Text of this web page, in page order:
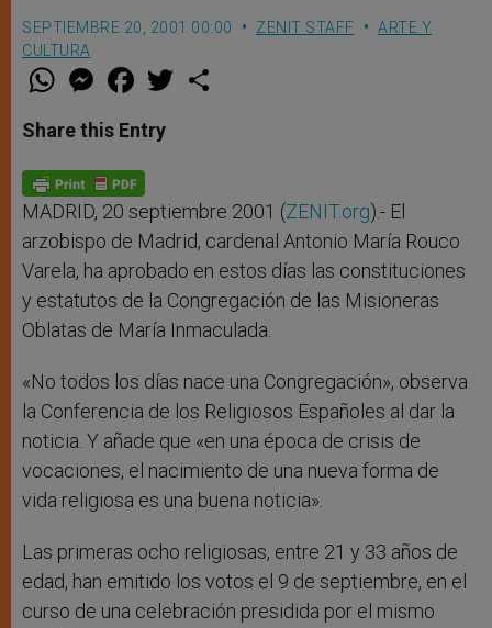
SEPTIEMBRE 20, 2001 00:00 ZENIT STAFF
ARTE Y
CULTURA
W
t
s
p
p
M
e
s
e
g
e
r
F
a
e
b
o
k
w
Share this Entry
MADRID, 20 septiembre 2001 (ZENIT.org).- El
arzobispo de Madrid, cardenal Antonio María Rouco
Varela, ha aprobado en estos días las constituciones
y estatutos de la Congregación de las Misioneras
Oblatas de María Inmaculada.
«No todos los días nace una Congregación», observa
la Conferencia de los Religiosos Españoles al dar la
noticia. Y añade que «en una época de crisis de
vocaciones, el nacimiento de una nueva forma de
vida religiosa es una buena noticia».
Las primeras ocho religiosas, entre 21 y 33 años de
edad, han emitido los votos el 9 de septiembre, en el
curso de una celebración presidida por el mismo